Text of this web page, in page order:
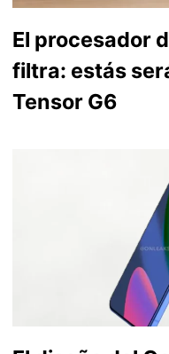
El procesador
filtra: estás
Tensor G6